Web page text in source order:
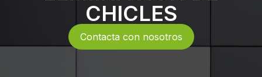
CHICLES
Contacta con nosotros